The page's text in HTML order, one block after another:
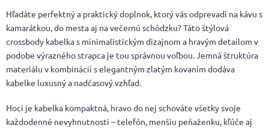
Hľadáte perfektný a praktický doplnok, ktorý vás odprevadí na kávu s
kamarátkou, do mesta aj na večernú schôdzku? Táto štýlová
crossbody kabelka s minimalistickým dizajnom a hravým detailom v
podobe výrazného strapca je tou správnou voľbou. Jemná štruktúra
materiálu v kombinácii s elegantným zlatým kovaním dodáva
kabelke luxusný a nadčasový vzhľad.
Hoci je kabelka kompaktná, hravo do nej schováte všetky svoje
každodenné nevyhnutnosti – telefón, menšiu peňaženku, kľúče aj